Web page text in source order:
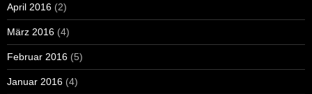
April 2016 (2)
März 2016 (4)
Februar 2016 (5)
Januar 2016 (4)